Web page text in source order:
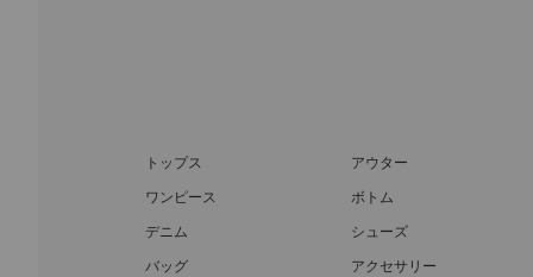
トップス
アウター
ワンピース
ボトム
デニム
シューズ
バッグ
アクセサリー